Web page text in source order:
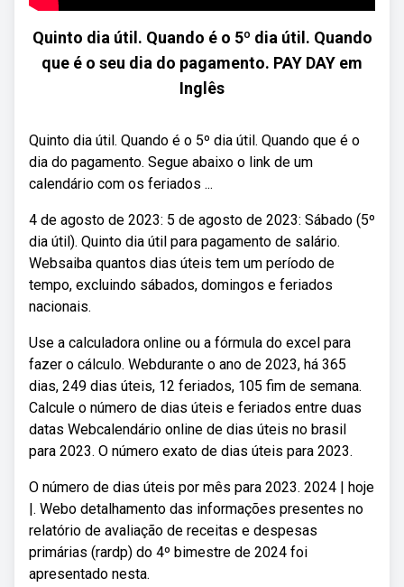
Quinto dia útil. Quando é o 5º dia útil. Quando
que é o seu dia do pagamento. PAY DAY em
Inglês
Quinto dia útil. Quando é o 5º dia útil. Quando que é o
dia do pagamento. Segue abaixo o link de um
calendário com os feriados ...
4 de agosto de 2023: 5 de agosto de 2023: Sábado (5º
dia útil). Quinto dia útil para pagamento de salário.
Websaiba quantos dias úteis tem um período de
tempo, excluindo sábados, domingos e feriados
nacionais.
Use a calculadora online ou a fórmula do excel para
fazer o cálculo. Webdurante o ano de 2023, há 365
dias, 249 dias úteis, 12 feriados, 105 fim de semana.
Calcule o número de dias úteis e feriados entre duas
datas Webcalendário online de dias úteis no brasil
para 2023. O número exato de dias úteis para 2023.
O número de dias úteis por mês para 2023. 2024 | hoje
|. Webo detalhamento das informações presentes no
relatório de avaliação de receitas e despesas
primárias (rardp) do 4º bimestre de 2024 foi
apresentado nesta.